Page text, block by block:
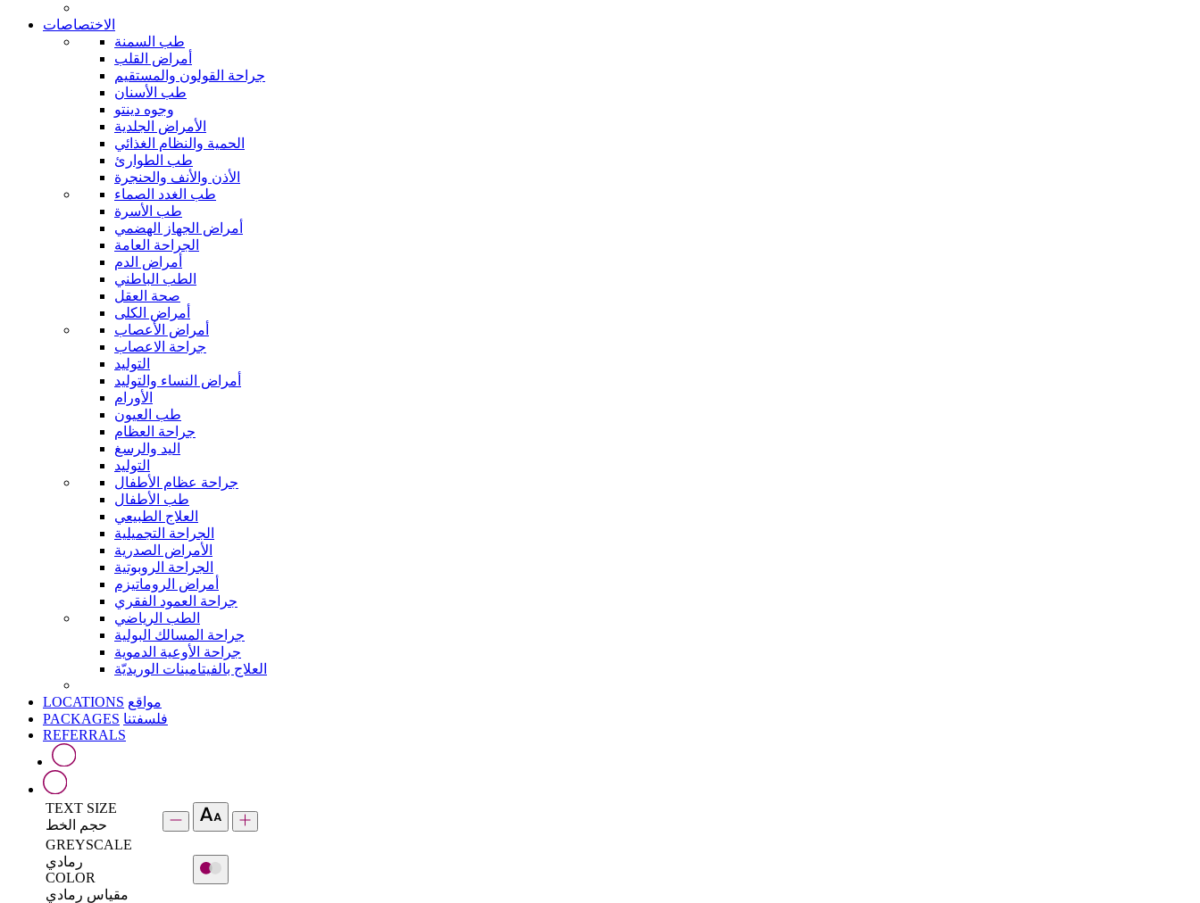
الاختصاصات
طب السمنة
أمراض القلب
جراحة القولون والمستقيم
طب الأسنان
وجوه دينتو
الأمراض الجلدية
الحمية والنظام الغذائي
طب الطوارئ
الأذن والأنف والحنجرة
طب الغدد الصماء
طب الأسرة
أمراض الجهاز الهضمي
الجراحة العامة
أمراض الدم
الطب الباطني
صحة العقل
أمراض الكلى
أمراض الأعصاب
جراحة الاعصاب
التوليد
أمراض النساء والتوليد
الأورام
طب العيون
جراحة العظام
اليد والرسغ
التوليد
جراحة عظام الأطفال
طب الأطفال
العلاج الطبيعي
الجراحة التجميلية
الأمراض الصدرية
الجراحة الروبوتية
أمراض الروماتيزم
جراحة العمود الفقري
الطب الرياضي
جراحة المسالك البولية
جراحة الأوعية الدموية
العلاج بالفيتامينات الوريديّة
LOCATIONS مواقع
PACKAGES فلسفتنا
REFERRALS
TEXT SIZE
حجم الخط
GREYSCALE
رمادي
COLOR
مقياس رمادي